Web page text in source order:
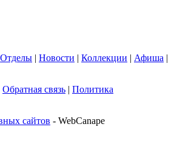
Отделы | Новости | Коллекции | Афиша |
Обратная связь | Политика
сайтов - WebCanape